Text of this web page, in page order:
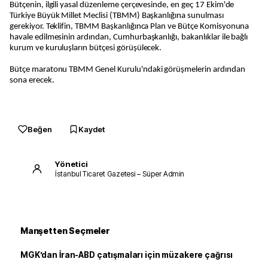
Bütçenin, ilgili yasal düzenleme çerçevesinde, en geç 17 Ekim'de
Türkiye Büyük Millet Meclisi (TBMM) Başkanlığına sunulması
gerekiyor. Teklifin, TBMM Başkanlığınca Plan ve Bütçe Komisyonuna
havale edilmesinin ardından, Cumhurbaşkanlığı, bakanlıklar ile bağlı
kurum ve kuruluşların bütçesi görüşülecek.
Bütçe maratonu TBMM Genel Kurulu'ndaki görüşmelerin ardından
sona erecek.
Beğen Kaydet
Yönetici
İstanbul Ticaret Gazetesi – Süper Admin
Manşetten Seçmeler
MGK’dan İran-ABD çatışmaları için müzakere çağrısı